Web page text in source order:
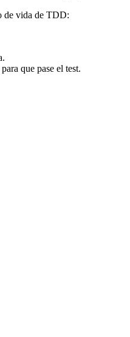
de vida de TDD:
que pase el test.